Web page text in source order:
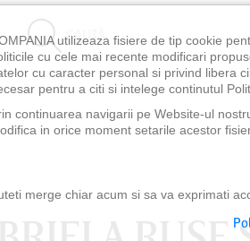
CAUTĂ
utilizeaza fisiere de tip cookie
cu cele mai recente modificari
cu caracter personal si privind libera
pentru a citi si intelege continutul
continuarea navigarii pe Website-ul
in orice moment setarile acestor
merge chiar acum si sa va exprimati